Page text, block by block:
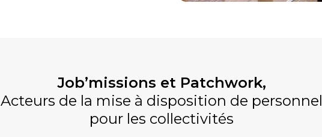
Job’missions et Patchwork,
Acteurs de la mise à disposition de personnel
pour les collectivités